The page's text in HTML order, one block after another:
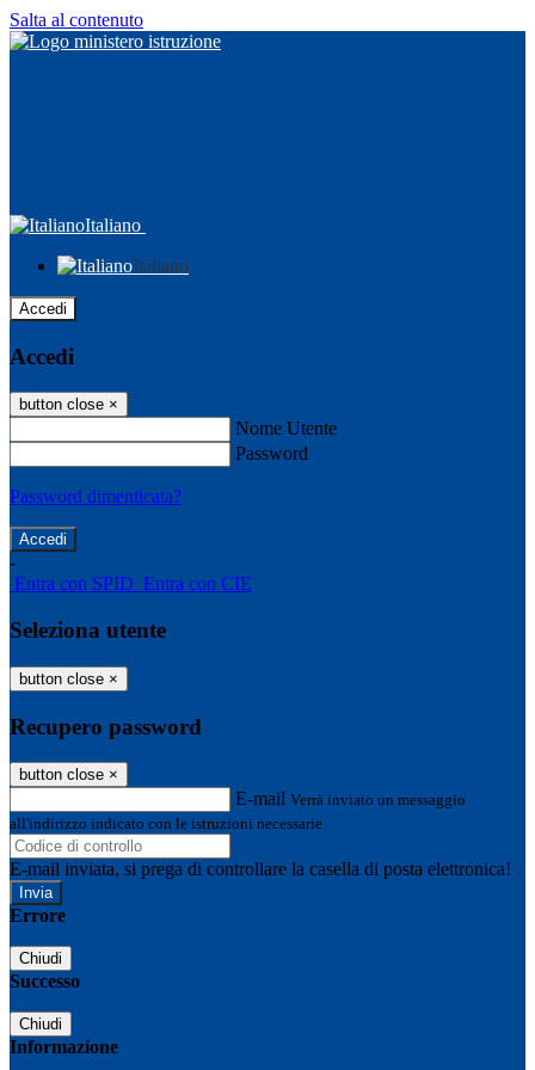
Salta al contenuto
Italiano
Italiano
Accedi
Accedi
button close ×
Nome Utente
Password
Password dimenticata?
-
Entra con SPID Entra con CIE
Seleziona utente
button close ×
Recupero password
button close ×
E-mail Verrà inviato un messaggio
all'indirizzo indicato con le istruzioni necessarie.
E-mail inviata, si prega di controllare la casella di posta elettronica!
Errore
Chiudi
Successo
Chiudi
Informazione